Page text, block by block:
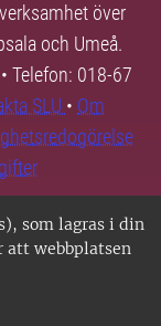
som lagras i din
att webbplatsen
över
och Umeå.
Telefon: 018-67
SLU • Om